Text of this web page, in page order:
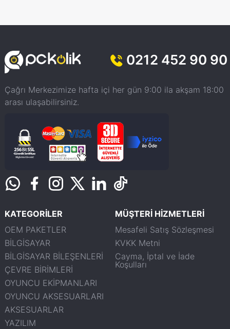
0212 452 90 90
Çağrı Merkezimize hafta içi her gün 9:00 ila akşam 18:00
arası ulaşabilirsiniz.
KATEGORİLER
OEM PAKETLER
BİLGİSAYAR
BİLGİSAYAR BİLEŞENLERİ
ÇEVRE BİRİMLERİ
OYUNCU EKİPMANLARI
OYUNCU AKSESUARLARI
AKSESUARLAR
YAZILIM
MÜŞTERİ HİZMETLERİ
Mesafeli Satış Sözleşmesi
KVKK Metni
Cayma, İptal ve İade
Koşulları